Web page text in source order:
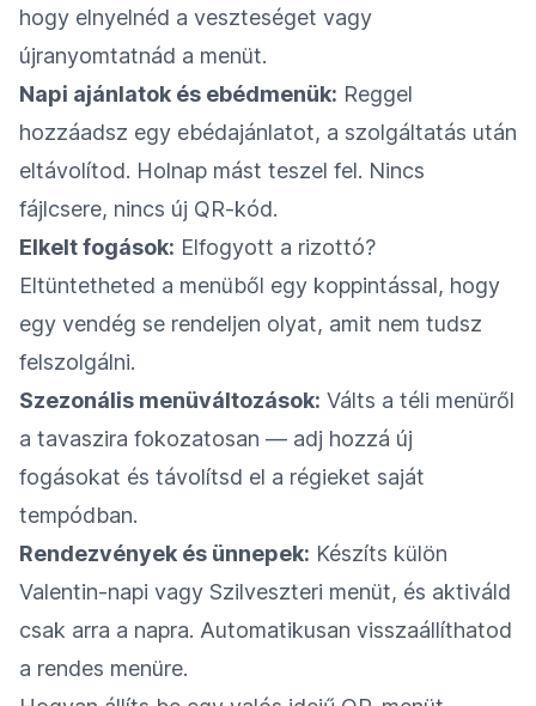
hogy elnyelnéd a veszteséget vagy
újranyomtatnád a menüt.
Napi ajánlatok és ebédmenük: Reggel
hozzáadsz egy ebédajánlatot, a szolgáltatás után
eltávolítod. Holnap mást teszel fel. Nincs
fájlcsere, nincs új QR-kód.
Elkelt fogások: Elfogyott a rizottó?
Eltüntetheted a menüből egy koppintással, hogy
egy vendég se rendeljen olyat, amit nem tudsz
felszolgálni.
Szezonális menüváltozások: Válts a téli menüről
a tavaszira fokozatosan — adj hozzá új
fogásokat és távolítsd el a régieket saját
tempódban.
Rendezvények és ünnepek: Készíts külön
Valentin-napi vagy Szilveszteri menüt, és aktiváld
csak arra a napra. Automatikusan visszaállíthatod
a rendes menüre.